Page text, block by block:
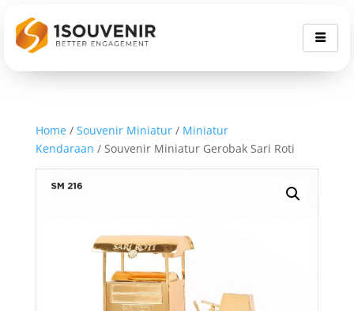
Home/ Souvenir Miniatur/ Miniatur
Kendaraan / Souvenir Miniatur Gerobak Sari Roti